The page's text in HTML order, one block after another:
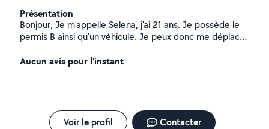
Présentation
Bonjour, Je m'appelle Selena, j'ai 21 ans. Je possède le
permis B ainsi qu'un véhicule. Je peux donc me déplacer
diverses tâches ! Concernant plus particulièrement la
disponible pour répondre à vos questions et à vos
demandes !
Aucun avis pour l'instant
Voir le profil Contacter